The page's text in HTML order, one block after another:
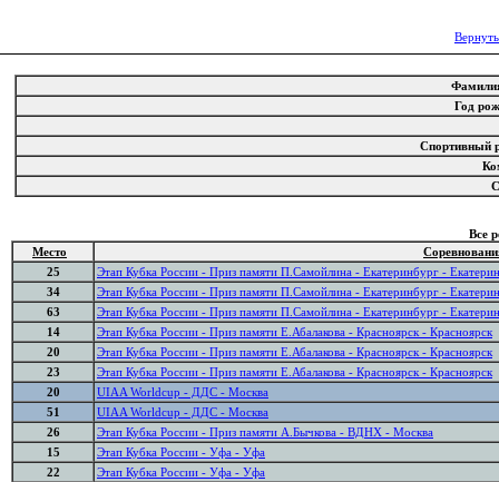
Год
Спортивный
Все
Место
25
Этап Кубка России - Приз памяти П.Самойлина - Екатеринбург -
34
Этап Кубка России - Приз памяти П.Самойлина - Екатеринбург -
63
Этап Кубка России - Приз памяти П.Самойлина - Екатеринбург -
14
Этап Кубка России - Приз памяти Е.Абалакова - Красноярск - Красноярск
20
Этап Кубка России - Приз памяти Е.Абалакова - Красноярск - Красноярск
23
Этап Кубка России - Приз памяти Е.Абалакова - Красноярск - Красноярск
20
UIAA Worldcup - ДДС - Москва
51
UIAA Worldcup - ДДС - Москва
26
Этап Кубка России - Приз памяти А.Бычкова - ВДНХ - Москва
15
Этап Кубка России - Уфа - Уфа
22
Этап Кубка России - Уфа - Уфа